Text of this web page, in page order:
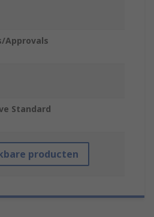
Approvals
Standard
producten